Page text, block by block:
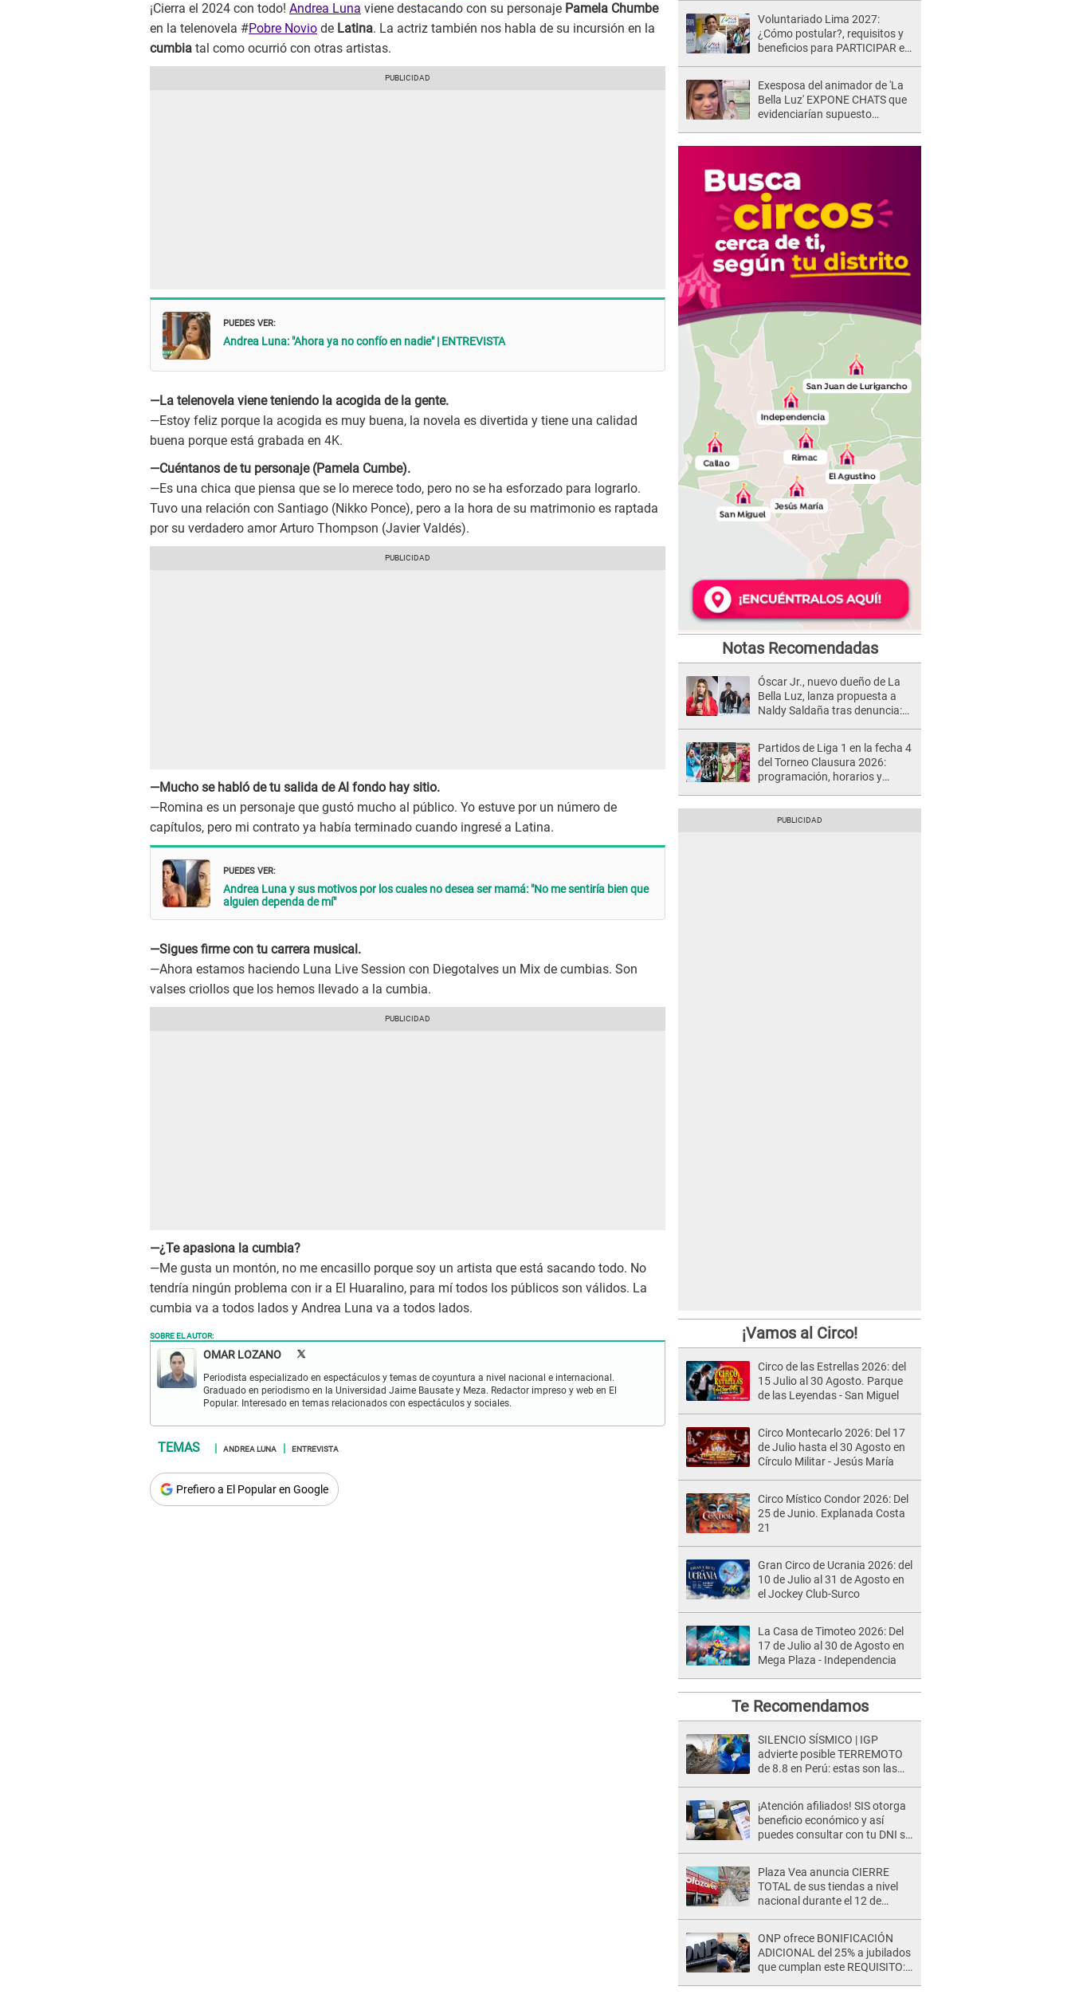
¡Cierra el 2024 con todo! Andrea Luna viene destacando con su personaje Pamela Chumbe
en la telenovela #Pobre Novio de Latina. La actriz también nos habla de su incursión en la
cumbia tal como ocurrió con otras artistas.
PUEDES VER:
Andrea Luna: "Ahora ya no confío en nadie" | ENTREVISTA
—La telenovela viene teniendo la acogida de la gente.
—Estoy feliz porque la acogida es muy buena, la novela es divertida y tiene una calidad
buena porque está grabada en 4K.
—Cuéntanos de tu personaje (Pamela Cumbe).
—Es una chica que piensa que se lo merece todo, pero no se ha esforzado para lograrlo.
Tuvo una relación con Santiago (Nikko Ponce), pero a la hora de su matrimonio es raptada
por su verdadero amor Arturo Thompson (Javier Valdés).
—Mucho se habló de tu salida de Al fondo hay sitio.
—Romina es un personaje que gustó mucho al público. Yo estuve por un número de
capítulos, pero mi contrato ya había terminado cuando ingresé a Latina.
PUEDES VER:
Andrea Luna y sus motivos por los cuales no desea ser mamá: "No me sentiría bien que
alguien dependa de mí"
—Sigues firme con tu carrera musical.
—Ahora estamos haciendo Luna Live Session con Diegotalves un Mix de cumbias. Son
valses criollos que los hemos llevado a la cumbia.
—¿Te apasiona la cumbia?
—Me gusta un montón, no me encasillo porque soy un artista que está sacando todo. No
tendría ningún problema con ir a El Huaralino, para mí todos los públicos son válidos. La
cumbia va a todos lados y Andrea Luna va a todos lados.
SOBRE EL AUTOR:
OMAR LOZANO
Periodista especializado en espectáculos y temas de coyuntura a nivel nacional e internacional.
Graduado en periodismo en la Universidad Jaime Bausate y Meza. Redactor impreso y web en El
Popular. Interesado en temas relacionados con espectáculos y sociales.
ANDREA LUNA ENTREVISTA
Prefiero a El Popular en Google
Voluntariado Lima 2027:
¿Cómo postular?, requisitos y
beneficios para PARTICIPAR en
Exesposa del animador de 'La
Bella Luz' EXPONE CHATS que
evidenciarían supuesto
Notas Recomendadas
Óscar Jr., nuevo dueño de La
Bella Luz, lanza propuesta a
Naldy Saldaña tras denuncia:
Partidos de Liga 1 en la fecha 4
del Torneo Clausura 2026:
programación, horarios y
¡Vamos al Circo!
Circo de las Estrellas 2026: del
15 Julio al 30 Agosto. Parque
de las Leyendas - San Miguel
Circo Montecarlo 2026: Del 17
de Julio hasta el 30 Agosto en
Círculo Militar - Jesús María
Circo Místico Condor 2026: Del
25 de Junio. Explanada Costa
21
Gran Circo de Ucrania 2026: del
10 de Julio al 31 de Agosto en
el Jockey Club-Surco
La Casa de Timoteo 2026: Del
17 de Julio al 30 de Agosto en
Mega Plaza - Independencia
Te Recomendamos
SILENCIO SÍSMICO | IGP
advierte posible TERREMOTO
de 8.8 en Perú: estas son las
¡Atención afiliados! SIS otorga
beneficio económico y así
puedes consultar con tu DNI si
Plaza Vea anuncia CIERRE
TOTAL de sus tiendas a nivel
nacional durante el 12 de
ONP ofrece BONIFICACIÓN
ADICIONAL del 25% a jubilados
que cumplan este REQUISITO: